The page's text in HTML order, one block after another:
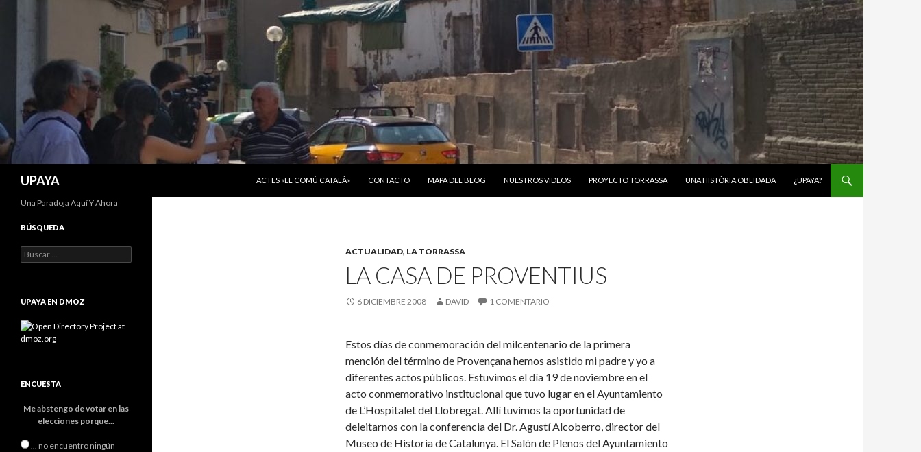
UPAYA
ACTES «EL COMÚ CATALÀ»
CONTACTO MAPA DEL BLOG NUESTROS VIDEOS PROYECTO TORRASSA UNA HISTÒRIA OBLIDADA ¿UPAYA?
ACTUALIDAD, LA TORRASSA
LA CASA DE PROVENTIUS
6 DICIEMBRE 2008 DAVID 1 COMENTARIO
Estos días de conmemoración del milcentenario de la primera
mención del término de Provençana hemos asistido mi padre y yo a
diferentes actos públicos. Estuvimos el día 19 de noviembre en el
acto conmemorativo institucional que tuvo lugar en el Ayuntamiento
de L’Hospitalet del Llobregat. Allí tuvimos la oportunidad de
deleitarnos con la conferencia del Dr. Agustí Alcoberro, director del
Museo de Historia de Catalunya. El Salón de Plenos del Ayuntamiento
Una Paradoja Aquí Y Ahora
BÚSQUEDA
Buscar:
UPAYA EN DMOZ
ENCUESTA
Me abstengo de votar en las
elecciones porque...
... no encuentro ningún